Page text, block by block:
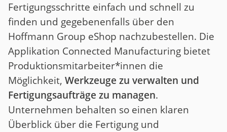
Fertigungsschritte einfach und schnell zu
finden und gegebenenfalls über den
Hoffmann Group eShop nachzubestellen. Die
Applikation Connected Manufacturing bietet
Produktionsmitarbeiter*innen die
Möglichkeit, Werkzeuge zu verwalten und
Fertigungsaufträge zu managen.
Unternehmen behalten so einen klaren
Überblick über die Fertigung und